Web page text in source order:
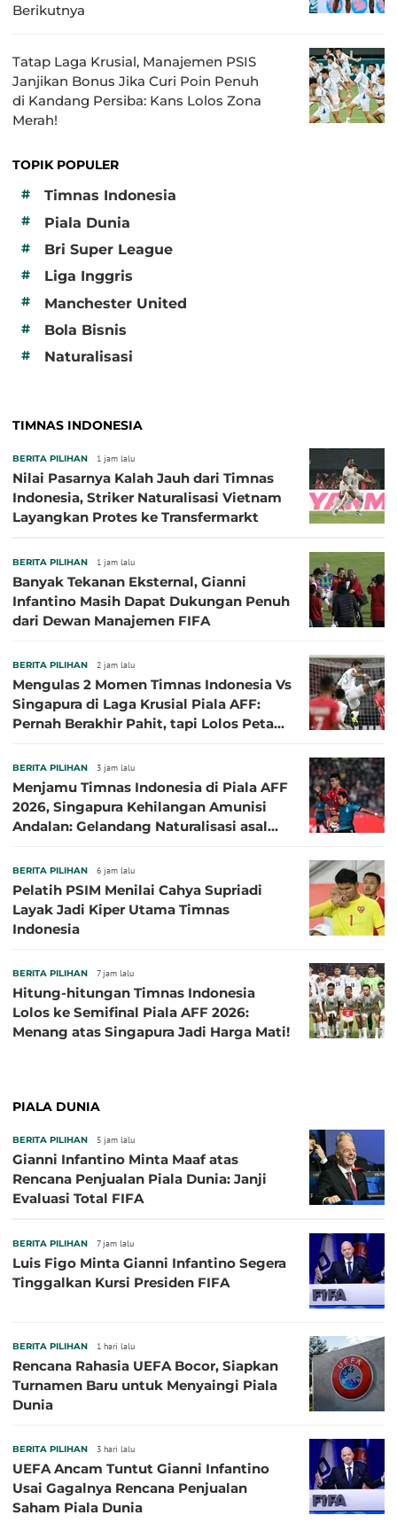
Berikutnya
Tatap Laga Krusial, Manajemen PSIS
Janjikan Bonus Jika Curi Poin Penuh
di Kandang Persiba: Kans Lolos Zona
Merah!
TOPIK POPULER
#
Timnas Indonesia
# Piala Dunia
# Bri Super League
# Liga Inggris
# Manchester United
# Bola Bisnis
# Naturalisasi
TIMNAS INDONESIA
BERITA PILIHAN 1 jam lalu
Nilai Pasarnya Kalah Jauh dari Timnas
Indonesia, Striker Naturalisasi Vietnam
Layangkan Protes ke Transfermarkt
BERITA PILIHAN 1 jam lalu
Banyak Tekanan Eksternal, Gianni
Infantino Masih Dapat Dukungan Penuh
dari Dewan Manajemen FIFA
BERITA PILIHAN 2 jam lalu
Mengulas 2 Momen Timnas Indonesia Vs
Singapura di Laga Krusial Piala AFF:
Pernah Berakhir Pahit, tapi Lolos Petaka
BERITA PILIHAN 3 jam lalu
Menjamu Timnas Indonesia di Piala AFF
2026, Singapura Kehilangan Amunisi
Andalan: Gelandang Naturalisasi asal
BERITA PILIHAN 6 jam lalu
Pelatih PSIM Menilai Cahya Supriadi
Layak Jadi Kiper Utama Timnas
Indonesia
BERITA PILIHAN 7 jam lalu
Hitung-hitungan Timnas Indonesia
Lolos ke Semifinal Piala AFF 2026:
Menang atas Singapura Jadi Harga Mati!
PIALA DUNIA
BERITA PILIHAN 5 jam lalu
Gianni Infantino Minta Maaf atas
Rencana Penjualan Piala Dunia: Janji
Evaluasi Total FIFA
BERITA PILIHAN 7 jam lalu
Luis Figo Minta Gianni Infantino Segera
Tinggalkan Kursi Presiden FIFA
BERITA PILIHAN 1 hari lalu
Rencana Rahasia UEFA Bocor, Siapkan
Turnamen Baru untuk Menyaingi Piala
Dunia
BERITA PILIHAN 3 hari lalu
UEFA Ancam Tuntut Gianni Infantino
Usai Gagalnya Rencana Penjualan
Saham Piala Dunia